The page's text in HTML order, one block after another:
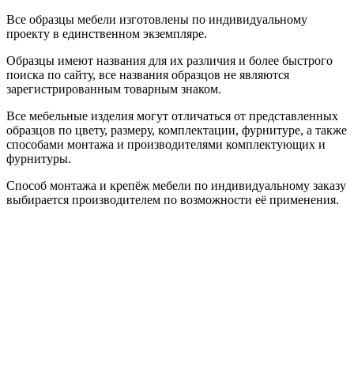
Все образцы мебели изготовлены по индивидуальному
проекту в единственном экземпляре.
Образцы имеют названия для их различия и более быстрого
поиска по сайту, все названия образцов не являются
зарегистрированным товарным знаком.
Все мебельные изделия могут отличаться от представленных
образцов по цвету, размеру, комплектации, фурнитуре, а также
способами монтажа и производителями комплектующих и
фурнитуры.
Способ монтажа и крепёж мебели по индивидуальному заказу
выбирается производителем по возможности её применения.